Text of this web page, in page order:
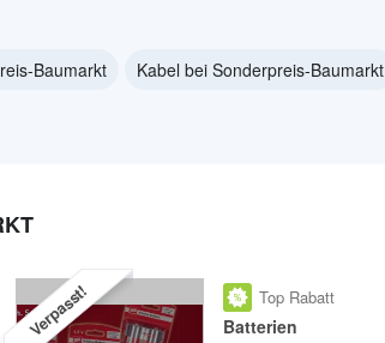
Baumarkt Kabel bei Sonderpreis-Baumarkt
Verpasst! Top Rabatt
Batterien